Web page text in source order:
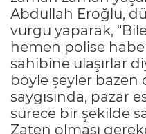
Abdullah Eroğlu,
vurgu yaparak,
hemen polise
sahibine ulaşırlar
böyle şeyler bazen
saygısında, pazar
sürece bir şekilde
Zaten olması